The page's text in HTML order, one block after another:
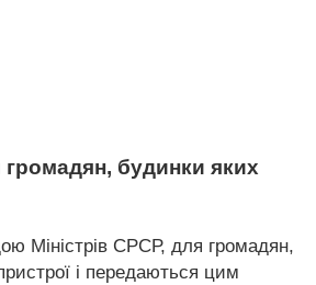
громадян, будинки яких
Міністрів СРСР, для громадян,
і передаються цим